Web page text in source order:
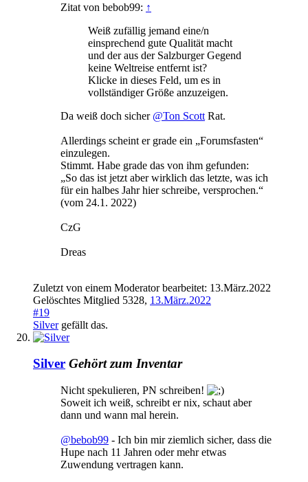
Zitat von bebob99: ↑
Weiß zufällig jemand eine/n
einsprechend gute Qualität macht
und der aus der Salzburger Gegend
keine Weltreise entfernt ist?
Klicke in dieses Feld, um es in
vollständiger Größe anzuzeigen.
Da weiß doch sicher @Ton Scott Rat.
Allerdings scheint er grade ein „Forumsfasten“
einzulegen.
Stimmt. Habe grade das von ihm gefunden:
„So das ist jetzt aber wirklich das letzte, was ich
für ein halbes Jahr hier schreibe, versprochen.“
(vom 24.1. 2022)
CzG
Dreas
Zuletzt von einem Moderator bearbeitet: 13.März.2022
Gelöschtes Mitglied 5328, 13.März.2022
#19
Silvergefällt das.
Silver Gehört zum Inventar
Nicht spekulieren, PN schreiben!
Soweit ich weiß, schreibt er nix, schaut aber
dann und wann mal herein.
@bebob99 - Ich bin mir ziemlich sicher, dass die
Hupe nach 11 Jahren oder mehr etwas
Zuwendung vertragen kann.